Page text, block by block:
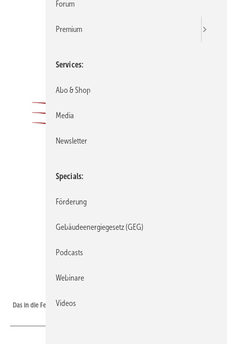
Das in die Fensterlaibung integrierte Lüftungsmodul Airfox HB …
Forum
Premium
Services
Abo & Shop
Media
Newsletter
Specials
Förderung
Gebäudeenergiegesetz (GEG)
Podcasts
Webinare
Videos